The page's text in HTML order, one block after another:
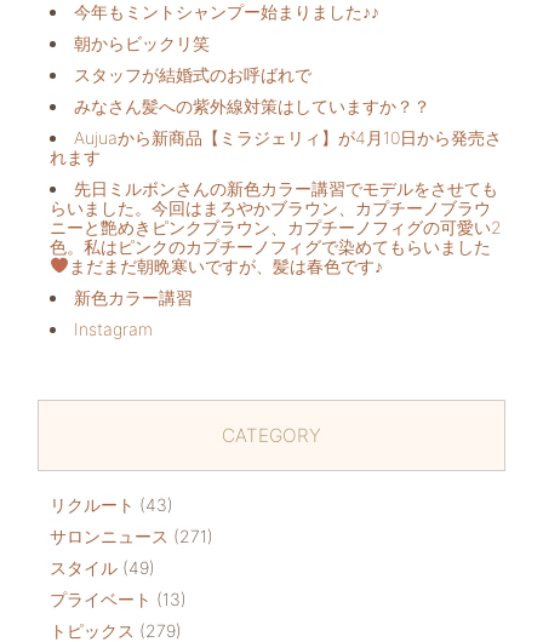
今年もミントシャンプー始まりました♪♪
朝からビックリ️笑
スタッフが結婚式のお呼ばれで
みなさん髪への紫外線対策はしていますか？？
Aujuaから新商品【ミラジェリィ】が4月10日から発売さ
れます
先日ミルボンさんの新色カラー講習でモデルをさせても
らいました。今回はまろやかブラウン、カプチーノブラウ
ニーと艶めきピンクブラウン、カプチーノフィグの可愛い2
色。私はピンクのカプチーノフィグで染めてもらいました
まだまだ朝晩寒いですが、髪は春色です♪
新色カラー講習
Instagram
CATEGORY
リクルート (43)
サロンニュース (271)
スタイル (49)
プライベート (13)
トピックス (279)